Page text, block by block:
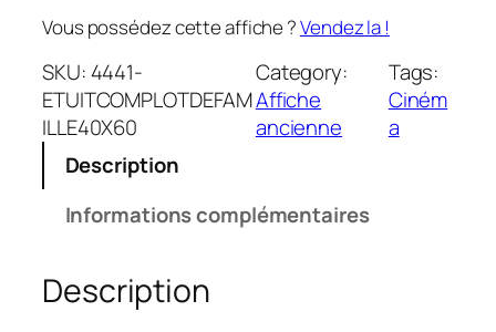
Vous possédez cette affiche ?Vendez la !
SKU: 4441-
ETUITCOMPLOTDEFAM
ILLE40X60
Category:
Affiche
ancienne
Tags:
Ciném
a
Description
Informations complémentaires
Description